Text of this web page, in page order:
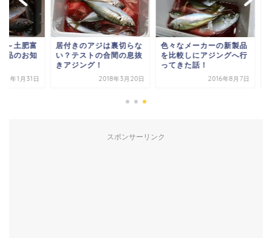
きのアジは裏切らな
テストの合間の息抜
2018年3月20日
色々なメーカーの新製品
を比較しにアジングへ行
ってきた話！
2016年8月7日
寒波のアジング～土
２０２１年新製品の
らせ
2021年1
スポンサーリンク